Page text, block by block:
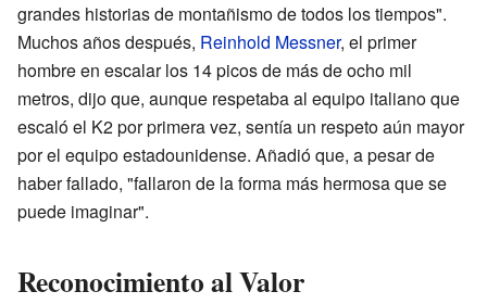
grandes historias de montañismo de todos los tiempos".
Muchos años después, Reinhold Messner, el primer
hombre en escalar los 14 picos de más de ocho mil
metros, dijo que, aunque respetaba al equipo italiano que
escaló el K2 por primera vez, sentía un respeto aún mayor
por el equipo estadounidense. Añadió que, a pesar de
haber fallado, "fallaron de la forma más hermosa que se
puede imaginar".
Reconocimiento al Valor